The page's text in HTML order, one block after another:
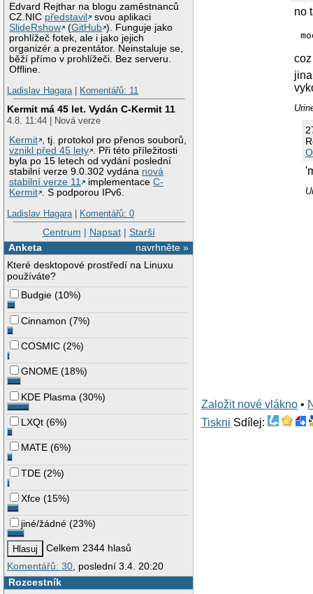
Edvard Rejthar na blogu zaměstnanců
CZ.NIC představil
svou aplikaci
SlideRshow
(GitHub ). Funguje jako
prohlížeč fotek, ale i jako jejich
organizér a prezentátor. Neinstaluje se,
běží přímo v prohlížeči. Bez serveru.
Offline.
Ladislav Hagara| Komentářů: 11
Kermit má 45 let. Vydán C-Kermit 11
4.8. 11:44 | Nová verze
Kermit , tj. protokol pro přenos souborů,
vznikl před 45 lety . Při této příležitosti
byla po 15 letech od vydání poslední
stabilní verze 9.0.302 vydána nová
stabilní verze 11
implementaceC-
Kermit . S podporou IPv6.
Ladislav Hagara| Komentářů: 0
Centrum | Napsat| Starší
navrhněte »
Anketa
Které desktopové prostředí na Linuxu
používáte?
Budgie (10%)
Cinnamon (7%)
COSMIC (2%)
GNOME (18%)
KDE Plasma (30%)
LXQt (6%)
MATE (6%)
TDE (2%)
Xfce (15%)
jiné/žádné (23%)
Celkem 2344 hlasů
Komentářů: 30 , poslední 3.4. 20:20
Rozcestník
no
Založit nové vlákno •
Tiskni Sdílej: